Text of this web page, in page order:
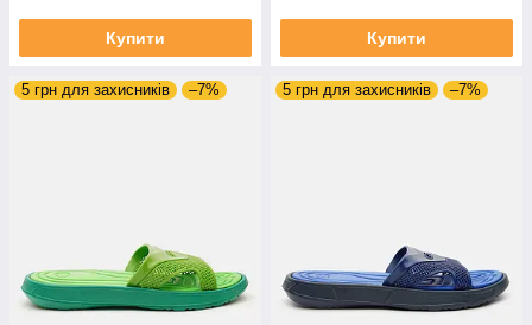
Купити Купити
5 грн для захисників –7% 5 грн для захисників –7%